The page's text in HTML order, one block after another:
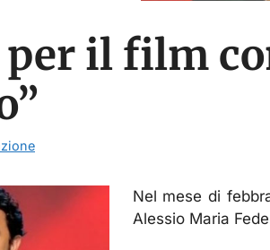
il film
Nel mese di
Alessio Maria